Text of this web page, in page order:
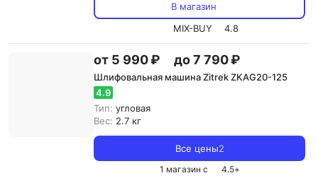
В магазин
MIX-BUY
4.8
от 5 990 ₽ до 7 790 ₽
Шлифовальная машина Zitrek ZKAG20-125
4.9
Тип: угловая
Вес: 2.7 кг
Все цены2
1 магазин с 4.5+